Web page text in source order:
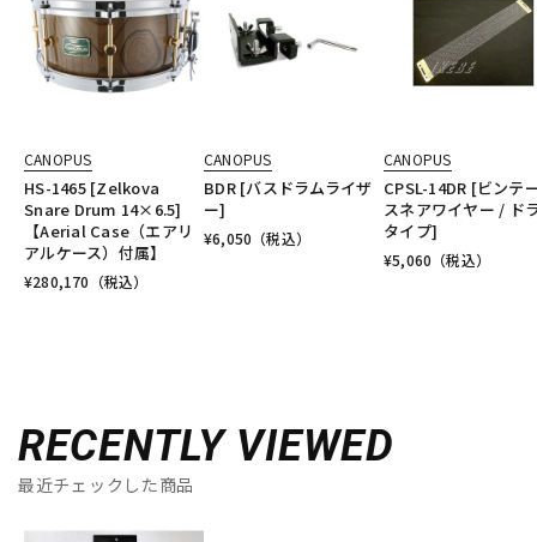
CANOPUS
HS-1465 [Zelkova
Snare Drum 14×6.5]
【Aerial Case（エアリ
アルケース）付属】
¥280,170 （税込）
CANOPUS
BDR [バスドラムライザ
ー]
¥6,050 （税込）
CANOPUS
CPSL-14DR [ビンテ
スネアワイヤー / ド
タイプ]
¥5,060 （税込）
RECENTLY VIEWED
最近チェックした商品